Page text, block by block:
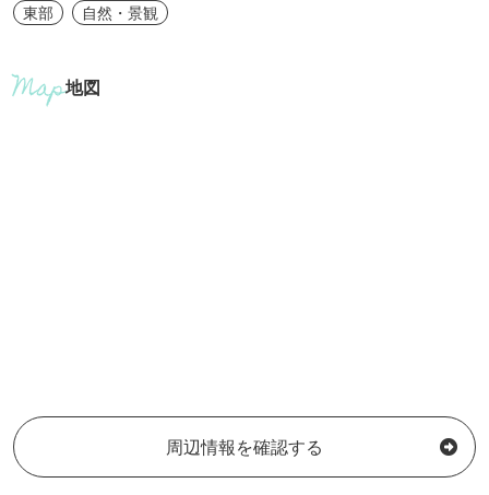
東部 自然・景観
地図
周辺情報を確認する